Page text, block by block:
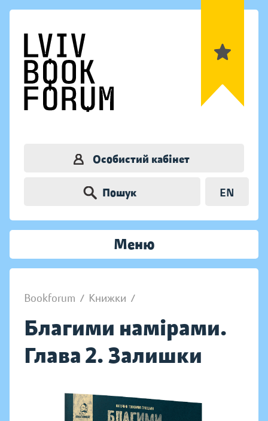
Особистий кабінет
Пошук EN
Меню
Bookforum / Книжки /
Благими намірами.
Глава 2. Залишки